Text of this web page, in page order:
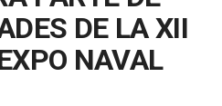
DE LA XII
NAVAL